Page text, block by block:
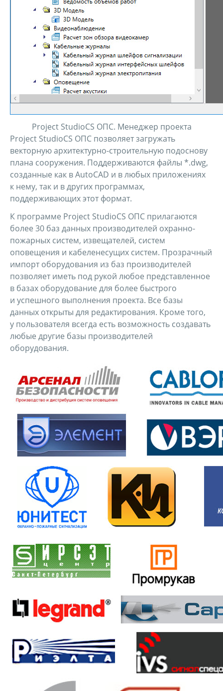
Project StudioCS ОПС. Менеджер проекта
Project StudioCS ОПС позволяет загружать
векторную архитектурно-строительную подоснову
плана сооружения. Поддерживаются файлы *.dwg,
созданные как в AutoCAD и в любых приложениях
к нему, так и в других программах,
поддерживающих этот формат.
К программе Project StudioCS ОПС прилагаются
более 30 баз данных производителей охранно-
пожарных систем, извещателей, систем
оповещения и кабеленесущих систем. Прозрачный
импорт оборудования из баз производителей
позволяет иметь под рукой любое представленное
в базах оборудование для более быстрого
и успешного выполнения проекта. Все базы
данных открыты для редактирования. Кроме того,
у пользователя всегда есть возможность создавать
любые другие базы производителей
оборудования.